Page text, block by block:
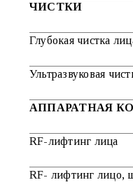
ЧИСТКИ
Глубокая чистка
Ультразвуковая
АППАРАТНАЯ
RF-лифтинг лица
RF- лифтинг лицо,